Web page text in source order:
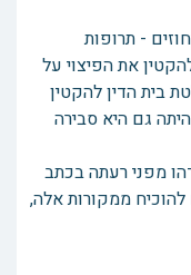
15(א) לחוק החוזים - תרופות
להקטין את הפיצוי על
בית הדין להקטין
גם היא סבירה
מפני רעתה בכתב
ממקורות אלה,